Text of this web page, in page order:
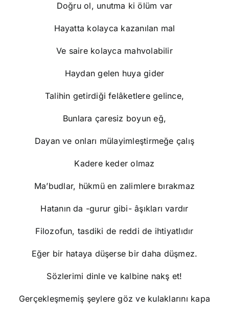
Doğru ol, unutma ki ölüm var
Hayatta kolayca kazanılan mal
Ve saire kolayca mahvolabilir
Haydan gelen huya gider
Talihin getirdiği felâketlere gelince,
Bunlara çaresiz boyun eğ,
Dayan ve onları mülayimleştirmeğe çalış
Kadere keder olmaz
Ma’budlar, hükmü en zalimlere bırakmaz
Hatanın da -gurur gibi- âşıkları vardır
Filozofun, tasdiki de reddi de ihtiyatlıdır
Eğer bir hataya düşerse bir daha düşmez.
Sözlerimi dinle ve kalbine nakş et!
Gerçekleşmemiş şeylere göz ve kulaklarını kapa